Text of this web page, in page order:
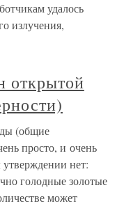
удалось
излучения,
открытой
(общие
просто, и очень
нет:
голодные золотые
может